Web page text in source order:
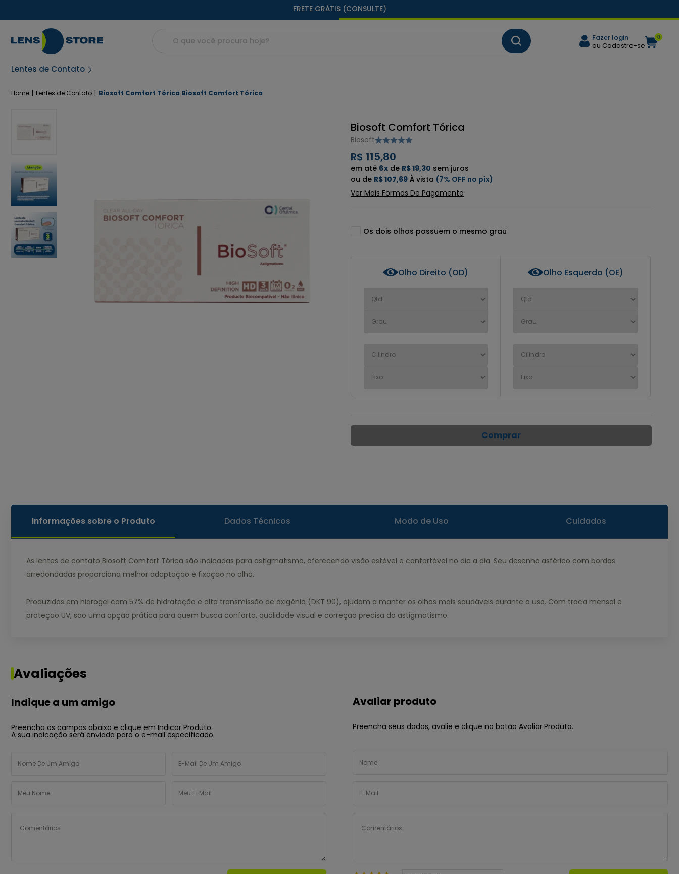
FRETE GRÁTIS (CONSULTE)
Fazer login
ou Cadastre-se
0
Lentes de Contato
Home Lentes de Contato Biosoft Comfort Tórica Biosoft Comfort Tórica
Biosoft Comfort Tórica
Biosoft
R$ 115,80
6x de R$ 19,30 sem juros
de R$ 107,69 7%
Os dois olhos possuem o mesmo grau
Olho Direito (OD) Olho Esquerdo (OE)
Informações sobre o Produto Dados Técnicos Modo de Uso Cuidados
As lentes de contato Biosoft Comfort Tórica são indicadas para astigmatismo, oferecendo visão estável e confortável no dia a dia. Seu desenho asférico com bordas
arredondadas proporciona melhor adaptação e fixação no olho.
Produzidas em hidrogel com 57% de hidratação e alta transmissão de oxigênio (DKT 90), ajudam a manter os olhos mais saudáveis durante o uso. Com troca mensal e
proteção UV, são uma opção prática para quem busca conforto, qualidade visual e correção precisa do astigmatismo.
Avaliações
Indique a um amigo
Preencha os campos abaixo e clique em Indicar Produto.
A sua indicação será enviada para o e-mail especificado.
Avaliar produto
Preencha seus dados, avalie e clique no botão Avaliar Produto.